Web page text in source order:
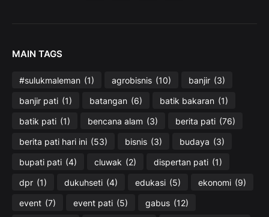
MAIN TAGS
#sulukmaleman (1) agrobisnis (10) banjir (3)
banjir pati (1) batangan (6) batik bakaran (1)
batik pati (1) bencana alam (3) berita pati (76)
berita pati hari ini (53) bisnis (3) budaya (3)
bupati pati (4) cluwak (2) dispertan pati (1)
dpr (1) dukuhseti (4) edukasi (5) ekonomi (9)
event (7) event pati (5) gabus (12)